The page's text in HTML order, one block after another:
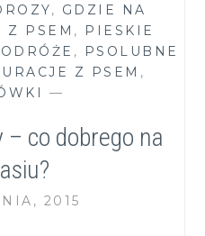
, GDZIE NA
Z PSEM ,
PIESKIE
,
PSOLUBNE
Z PSEM ,
—
co dobrego na
2015